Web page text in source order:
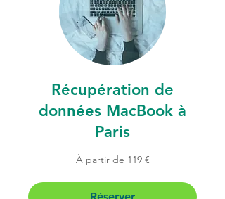
Récupération de
données MacBook à
Paris
euros
À partir de 119 €